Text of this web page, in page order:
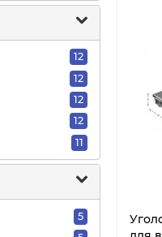
12
12
12
12
11
5